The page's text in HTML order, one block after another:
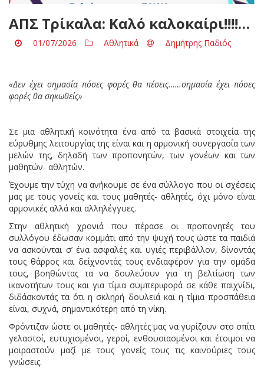
ΑΠΣ Τρίκαλα: Καλό καλοκαίρι!!!!…
01/07/2026 Αθλητικά Δημήτρης Παδιός
«Δεν έχει σημασία πόσες φορές θα πέσεις……σημασία έχει πόσες
φορές θα σηκωθείς»
Σε μια αθλητική κοινότητα ένα από τα βασικά στοιχεία της
εύρυθμης λειτουργίας της είναι και η αρμονική συνεργασία των
μελών της, δηλαδή των προπονητών, των γονέων και των
μαθητών- αθλητών.
Έχουμε την τύχη να ανήκουμε σε ένα σύλλογο που οι σχέσεις
μας με τους γονείς και τους μαθητές- αθλητές, όχι μόνο είναι
αρμονικές αλλά και αλληλέγγυες.
Στην αθλητική χρονιά που πέρασε οι προπονητές του
συλλόγου έδωσαν κομμάτι από την ψυχή τους ώστε τα παιδιά
να ασκούνται σ’ ένα ασφαλές και υγιές περιβάλλον, δίνοντάς
τους θάρρος και δείχνοντάς τους ενδιαφέρον για την ομάδα
τους, βοηθώντας τα να δουλεύουν για τη βελτίωση των
ικανοτήτων τους και για τίμια συμπεριφορά σε κάθε παιχνίδι,
διδάσκοντάς τα ότι η σκληρή δουλειά και η τίμια προσπάθεια
είναι, συχνά, σημαντικότερη από τη νίκη.
Φρόντιζαν ώστε οι μαθητές- αθλητές μας να γυρίζουν στο σπίτι
γελαστοί, ευτυχισμένοι, γεροί, ενθουσιασμένοι και έτοιμοι να
μοιραστούν μαζί με τους γονείς τους τις καινούριες τους
γνώσεις.